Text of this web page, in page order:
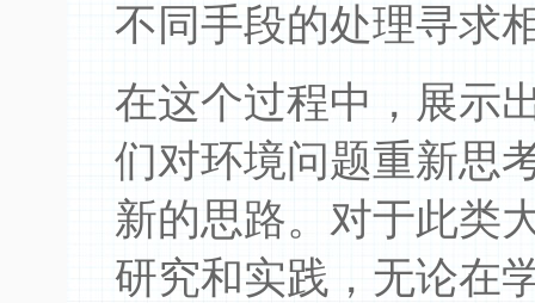
不同手段的处理寻求
在这个过程中，展示
们对环境问题重新思
新的思路。对于此类
研究和实践，无论在